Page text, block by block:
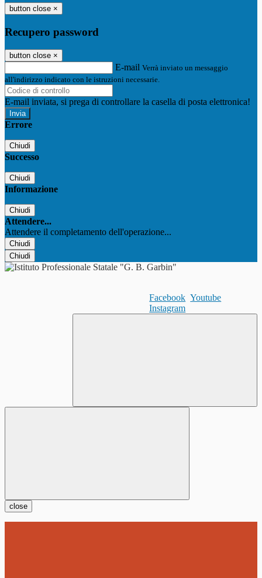
button close ×
Recupero password
button close ×
E-mail Verrà inviato un messaggio
all'indirizzo indicato con le istruzioni necessarie.
E-mail inviata, si prega di controllare la casella di posta elettronica!
Errore
Chiudi
Successo
Chiudi
Informazione
Chiudi
Attendere...
Attendere il completamento dell'operazione...
Chiudi
Chiudi
Facebook Youtube
Instagram
close